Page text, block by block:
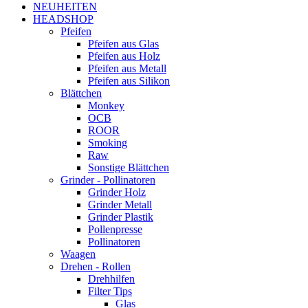
NEUHEITEN
HEADSHOP
Pfeifen
Pfeifen aus Glas
Pfeifen aus Holz
Pfeifen aus Metall
Pfeifen aus Silikon
Blättchen
Monkey
OCB
ROOR
Smoking
Raw
Sonstige Blättchen
Grinder - Pollinatoren
Grinder Holz
Grinder Metall
Grinder Plastik
Pollenpresse
Pollinatoren
Waagen
Drehen - Rollen
Drehhilfen
Filter Tips
Glas